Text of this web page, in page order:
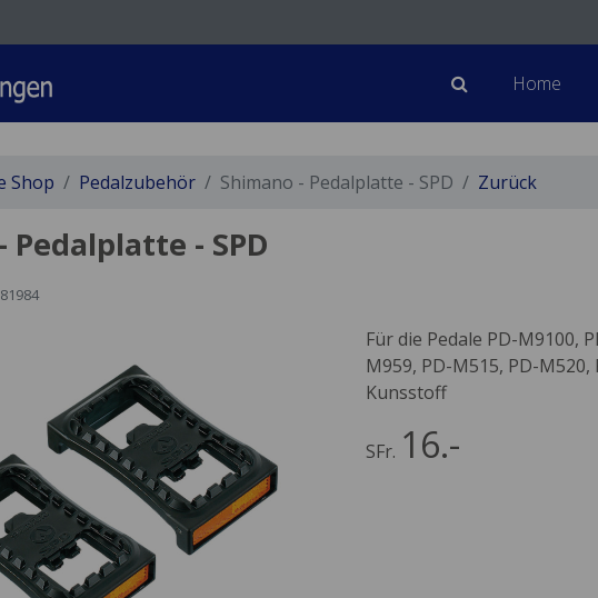
Home
Shop Pedalzubehör Shimano - Pedalplatte - SPD Zurück
Pedalplatte - SPD
Für die Pedale PD-M9100,
M959, PD-M515, PD-
Kunsstoff
SFr. 16.-